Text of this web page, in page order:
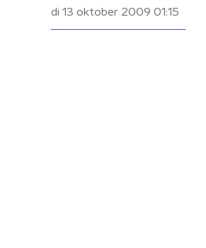
di 13 oktober 2009 01:15